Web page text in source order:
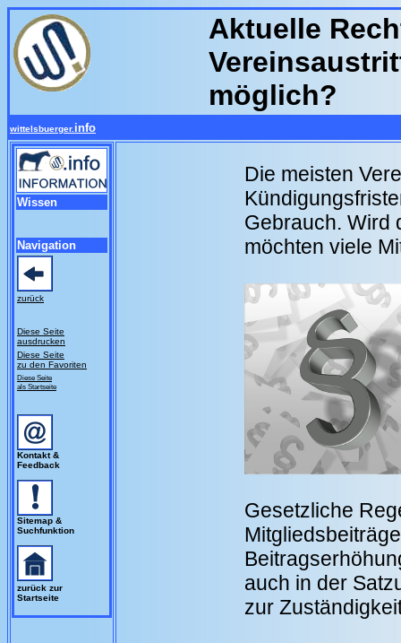
Aktuelle
möglich?
wittelsbuerger. info
Wissen
Navigation
zurück
Diese Seite
ausdrucken
Diese Seite
zu den Favoriten
Diese Seite
als Startseite
Kontakt &
Feedback
Sitemap &
Suchfunktion
zurück zur
Startseite
Die meisten
Gebrauch. Wird
möchten viele
Gesetzliche
auch in der
zur